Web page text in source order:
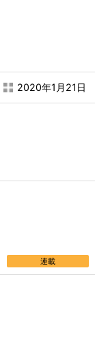
2020年1月21日
連載